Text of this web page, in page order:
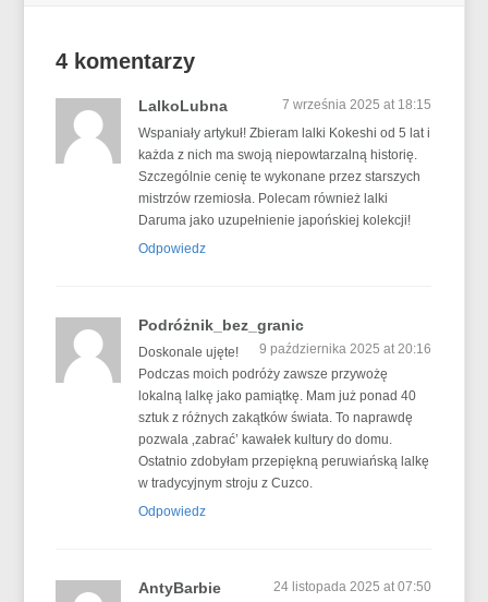
4 komentarzy
LalkoLubna
7 września 2025 at 18:15
Wspaniały artykuł! Zbieram lalki Kokeshi od 5 lat i
każda z nich ma swoją niepowtarzalną historię.
Szczególnie cenię te wykonane przez starszych
mistrzów rzemiosła. Polecam również lalki
Daruma jako uzupełnienie japońskiej kolekcji!
Odpowiedz
Podróżnik_bez_granic
9 października 2025 at 20:16
Doskonale ujęte!
Podczas moich podróży zawsze przywożę
lokalną lalkę jako pamiątkę. Mam już ponad 40
sztuk z różnych zakątków świata. To naprawdę
pozwala ‚zabrać’ kawałek kultury do domu.
Ostatnio zdobyłam przepiękną peruwiańską lalkę
w tradycyjnym stroju z Cuzco.
Odpowiedz
AntyBarbie
24 listopada 2025 at 07:50